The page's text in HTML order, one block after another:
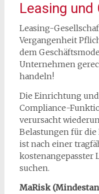
Leasing und
Leasing-
Vergangenheit
dem
Unternehmen
handeln!
Die Einrichtung
Compliance-
verursacht
Belastungen für die
ist nach einer
kostenangepasster
suchen.
MaRisk